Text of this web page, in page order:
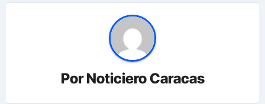
PorNoticiero Caracas